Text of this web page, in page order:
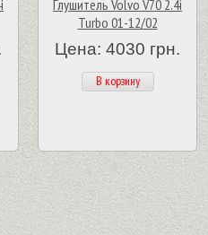
Глушитель Volvo V70 2.4i
Turbo 01-12/02
Цена: 4030 грн.
В корзину